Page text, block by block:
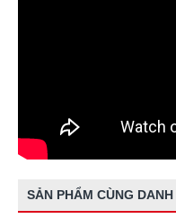
SẢN PHẨM CÙNG